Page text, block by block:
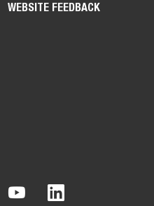
WEBSITE FEEDBACK